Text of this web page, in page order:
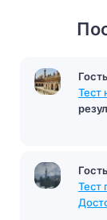
Тест
Тест